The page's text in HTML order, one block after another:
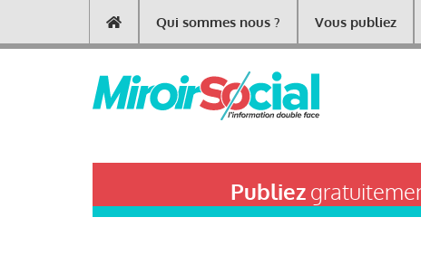
contenu
Main
navigation
Qui sommes nous ? Vous publiez
Publiez